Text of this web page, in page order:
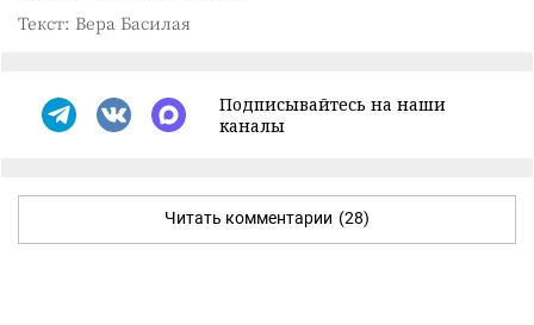
Текст: Вера Басилая
Подписывайтесь на наши
каналы
Читать комментарии (28)